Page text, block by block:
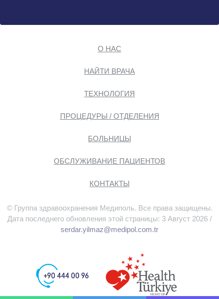
О НАС
НАЙТИ ВРАЧА
ТЕХНОЛОГИЯ
ПРОЦЕДУРЫ / ОТДЕЛЕНИЯ
БОЛЬНИЦЫ
ОБСЛУЖИВАНИЕ ПАЦИЕНТОВ
КОНТАКТЫ
© Группа здравоохранения Медиполь. Все права защищены.
Дата последнего обновления этой страницы: 3 Август 2026 /
serdar.yilmaz@medipol.com.tr